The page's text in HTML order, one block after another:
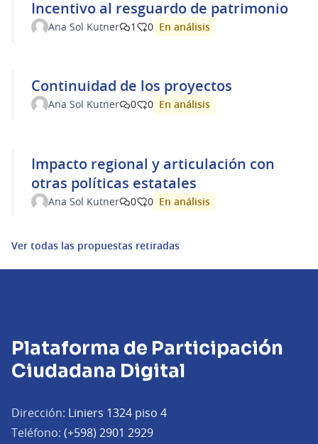
Incentivo al resguardo de patrimonio
Ana Sol Kutner 1 0 En análisis
Continuidad de los proyectos
Ana Sol Kutner 0 0 En análisis
Impacto regional y articulación con
otras políticas estatales
Ana Sol Kutner 0 0 En análisis
Ver todas las propuestas retiradas
Plataforma de Participación
Ciudadana Digital
Dirección: Liniers 1324 piso 4
Teléfono: (+598) 2901 2929